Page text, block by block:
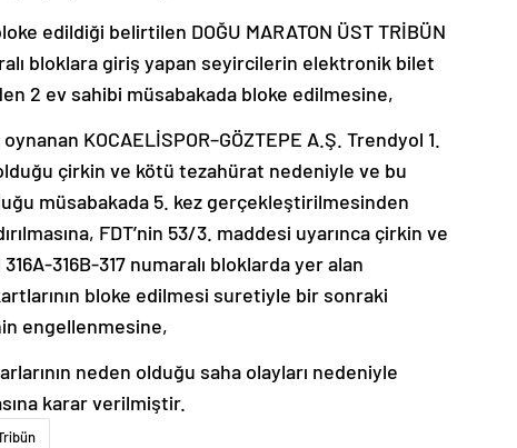
edildiği belirtilen DOĞU MARATON ÜST TRİBÜN
bloklara giriş yapan seyircilerin elektronik bilet
2 ev sahibi müsabakada bloke edilmesine,
KOCAELİSPOR–GÖZTEPE A.Ş. Trendyol 1.
çirkin ve kötü tezahürat nedeniyle ve bu
müsabakada 5. kez gerçekleştirilmesinden
FDT’nin 53/3. maddesi uyarınca çirkin ve
316B-317 numaralı bloklarda yer alan
bloke edilmesi suretiyle bir sonraki
engellenmesine,
neden olduğu saha olayları nedeniyle
karar verilmiştir.